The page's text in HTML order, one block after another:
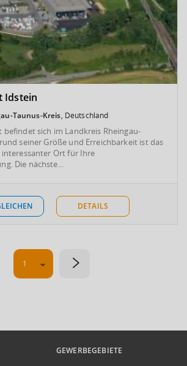
Idstein
Taunus-Kreis, Deutschland
befindet sich im Landkreis Rheingau-
seiner Größe und Erreichbarkeit ist das
interessanter Ort für Ihre
Die nächste...
DETAILS
GEWERBEGEBIETE